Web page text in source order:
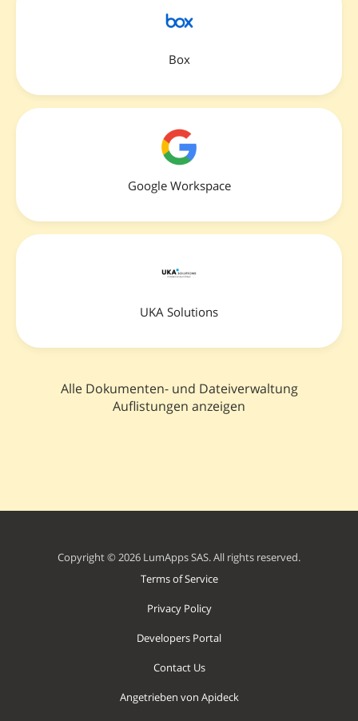
Box
Google Workspace
UKA Solutions
Alle Dokumenten- und Dateiverwaltung
Auflistungen anzeigen
Copyright © 2026 LumApps SAS. All rights reserved.
Terms of Service
Privacy Policy
Developers Portal
Contact Us
Angetrieben von Apideck